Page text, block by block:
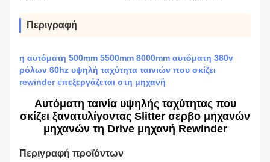
Περιγραφή
η αυτόματη 500mm 5500mm 8000mm αυτόματη 380v
ρόλων 60hz υψηλή ταχύτητα ταινιών που σκίζει
rewinder επεξεργάζεται στη μηχανή
Αυτόματη ταινία υψηλής ταχύτητας που
σκίζει ξανατυλίγοντας Slitter σερβο μηχανών
μηχανών τη Drive μηχανή Rewinder
Περιγραφή προϊόντων